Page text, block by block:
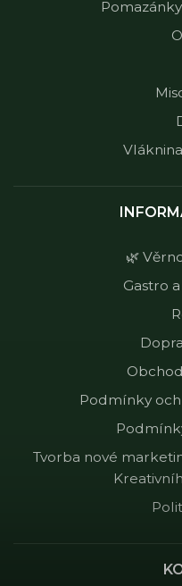
🌿
Gastro
Podmínky
Tvorba nové